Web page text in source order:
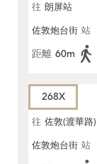
往 朗屏站
佐敦炮台街 站
距離 60m
268X
往 佐敦(渡華路)
佐敦炮台街 站